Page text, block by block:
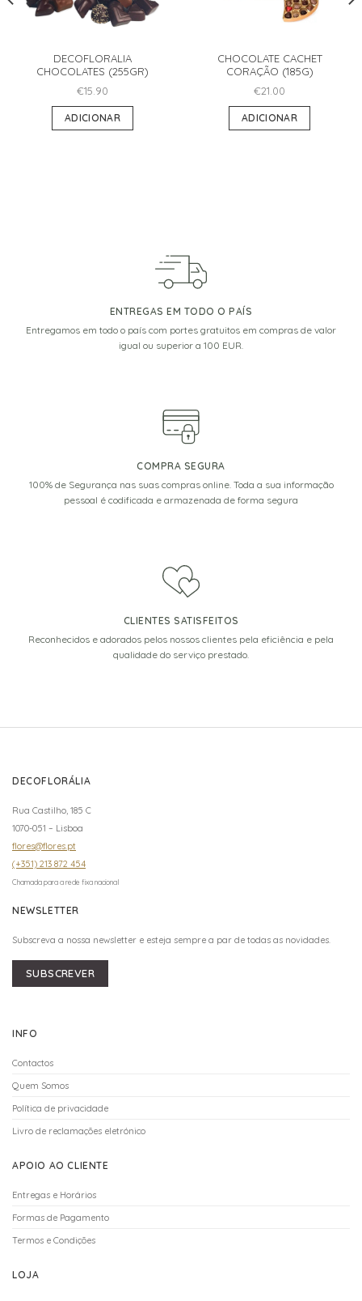
DECOFLORALIA
CHOCOLATES (255GR)
€15.90
ADICIONAR
CHOCOLATE CACHET
CORAÇÃO (185G)
€21.00
ADICIONAR
ENTREGAS EM TODO O PAÍS
Entregamos em todo o país com portes gratuitos em compras de valor
igual ou superior a 100 EUR.
COMPRA SEGURA
100% de Segurança nas suas compras online. Toda a sua informação
pessoal é codificada e armazenada de forma segura
CLIENTES SATISFEITOS
Reconhecidos e adorados pelos nossos clientes pela eficiência e pela
qualidade do serviço prestado.
DECOFLORÁLIA
Rua Castilho, 185 C
1070-051 – Lisboa
flores@flores.pt
(+351) 213 872 454
Chamada para a rede fixa nacional
NEWSLETTER
Subscreva a nossa newsletter e esteja sempre a par de todas as novidades.
SUBSCREVER
INFO
Contactos
Quem Somos
Política de privacidade
Livro de reclamações eletrónico
APOIO AO CLIENTE
Entregas e Horários
Formas de Pagamento
Termos e Condições
LOJA